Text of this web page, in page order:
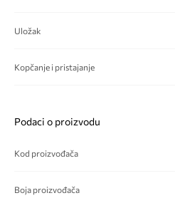
Uložak
Kopčanje i pristajanje
Podaci o proizvodu
Kod proizvođača
Boja proizvođača